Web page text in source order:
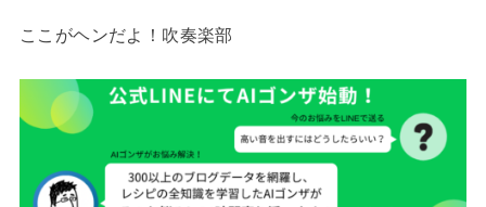
ここがヘンだよ！吹奏楽部